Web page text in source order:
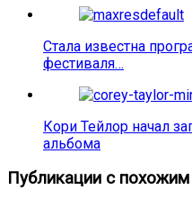
Стала известна
фестиваля…
Кори Тейлор начал
альбома
Публикации с